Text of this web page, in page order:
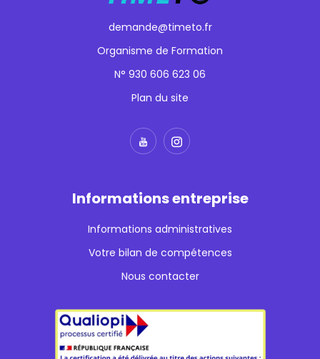
demande@timeto.fr
Organisme de Formation
N° 930 606 623 06
Plan du site
Informations entreprise
Informations administratives
Votre bilan de compétences
Nous contacter